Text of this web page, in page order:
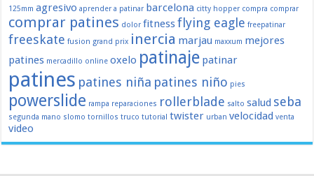
125mm agresivo aprender a patinar barcelona citty hopper compra comprar
comprar patines dolor fitnessflying eagle freepatinar
freeskate fusion grand prix inercia marjau maxxum mejores
patines mercadillo online oxelo patinaje patinar
patines patines niña patines niño pies
powerslide rampa reparaciones rollerblade salto salud seba
segunda mano slomo tornillos truco tutorial twister urban velocidad venta
video